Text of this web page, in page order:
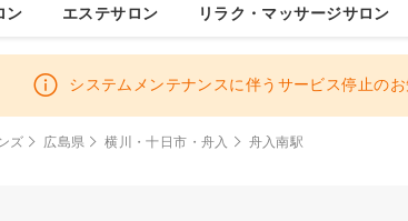
ン エステサロン リラク・マッサージサロン
システムメンテナンスに伴うサービス停止の
ズ 広島県 横川・十日市・舟入 舟入南駅